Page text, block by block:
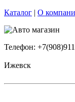
Каталог | О
Телефон:
Ижевск